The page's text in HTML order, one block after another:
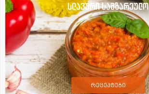
სლავური სამზარეულო
რეცეპტები